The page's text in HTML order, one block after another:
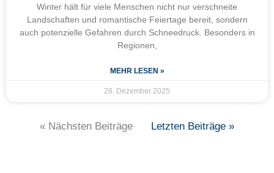
Winter hält für viele Menschen nicht nur verschneite
Landschaften und romantische Feiertage bereit, sondern
auch potenzielle Gefahren durch Schneedruck. Besonders in
Regionen,
MEHR LESEN »
28. Dezember 2025
« Nächsten Beiträge Letzten Beiträge »